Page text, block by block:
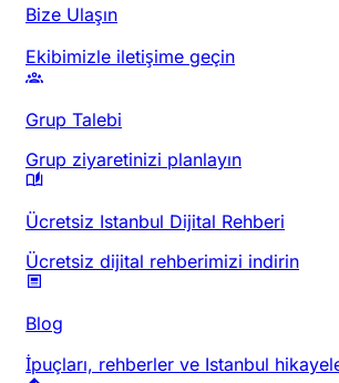
Bize Ulaşın
Ekibimizle iletişime geçin
Grup Talebi
Grup ziyaretinizi planlayın
Ücretsiz Istanbul Dijital Rehberi
Ücretsiz dijital rehberimizi indirin
Blog
İpuçları, rehberler ve Istanbul